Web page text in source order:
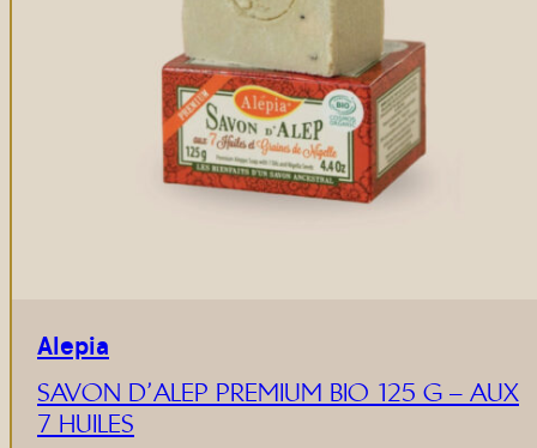
Alepia
SAVON D’ALEP PREMIUM BIO 125 G – AUX
7 HUILES